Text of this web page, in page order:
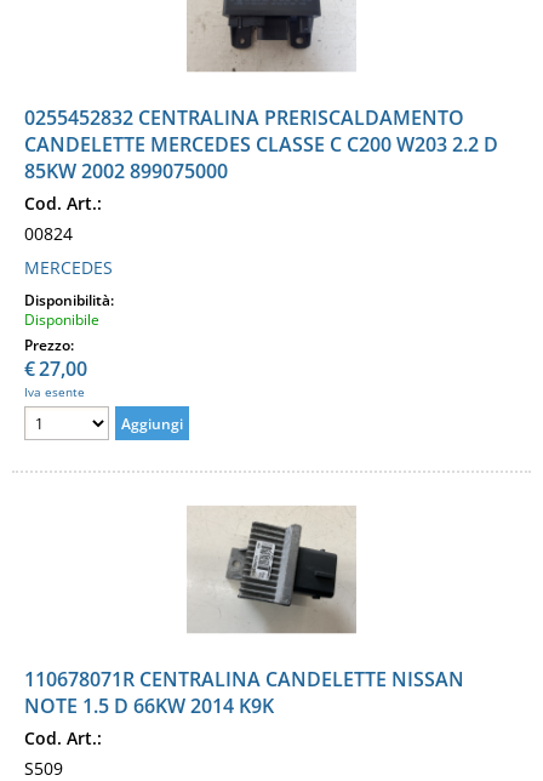
0255452832 CENTRALINA PRERISCALDAMENTO
CANDELETTE MERCEDES CLASSE C C200 W203 2.2 D
85KW 2002 899075000
Cod. Art.:
00824
MERCEDES
Disponibilità:
Disponibile
Prezzo:
€27,00
Iva esente
110678071R CENTRALINA CANDELETTE NISSAN
NOTE 1.5 D 66KW 2014 K9K
Cod. Art.:
S509